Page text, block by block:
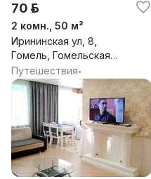
70 р.
2 комн., 50 м²
Ирининская ул, 8,
Гомель, Гомельская
обл.
Путешествия•